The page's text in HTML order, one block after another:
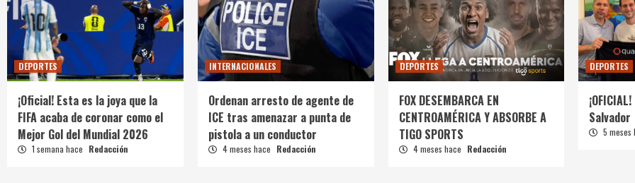
DEPORTES
¡Oficial! Esta es la joya que la
FIFA acaba de coronar como el
Mejor Gol del Mundial 2026
1 semana hace Redacción
INTERNACIONALES
Ordenan arresto de agente de
ICE tras amenazar a punta de
pistola a un conductor
4 meses hace Redacción
DEPORTES
FOX DESEMBARCA EN
CENTROAMÉRICA Y ABSORBE A
TIGO SPORTS
4 meses hace Redacción
DEPORTES
Salvador
5